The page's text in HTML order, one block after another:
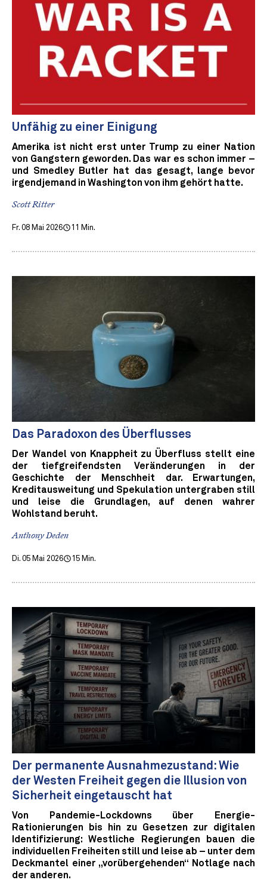
Unfähig zu einer Einigung
Amerika ist nicht erst unter Trump zu einer Nation
von Gangstern geworden. Das war es schon immer –
und Smedley Butler hat das gesagt, lange bevor
irgendjemand in Washington von ihm gehört hatte.
Scott Ritter
Fr. 08 Mai 2026 11 Min.
Das Paradoxon des Überflusses
Der Wandel von Knappheit zu Überfluss stellt eine
der tiefgreifendsten Veränderungen in der
Geschichte der Menschheit dar. Erwartungen,
Kreditausweitung und Spekulation untergraben still
und leise die Grundlagen, auf denen wahrer
Wohlstand beruht.
Anthony Deden
Di. 05 Mai 2026 15 Min.
Der permanente Ausnahmezustand: Wie
der Westen Freiheit gegen die Illusion von
Sicherheit eingetauscht hat
Von Pandemie-Lockdowns über Energie-
Rationierungen bis hin zu Gesetzen zur digitalen
Identifizierung: Westliche Regierungen bauen die
individuellen Freiheiten still und leise ab – unter dem
Deckmantel einer „vorübergehenden“ Notlage nach
der anderen.